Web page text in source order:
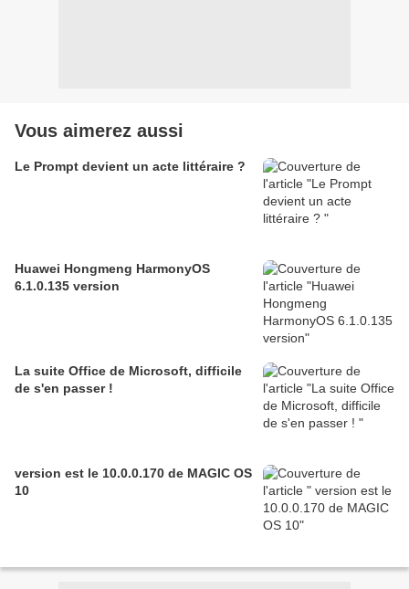
Vous aimerez aussi
Le Prompt devient un acte littéraire ?
Huawei Hongmeng HarmonyOS
6.1.0.135 version
La suite Office de Microsoft, difficile
de s'en passer !
version est le 10.0.0.170 de MAGIC OS
10